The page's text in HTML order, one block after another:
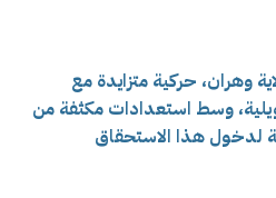
وهران، حركية متزايدة مع
موعد انتخابات 2 جويلية، وسط استعدادات مكثفة من
لدخول هذا الاستحقاق